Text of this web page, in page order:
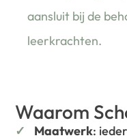
aansluit bij de
leerkrachten.
Waarom
Maatwerk: